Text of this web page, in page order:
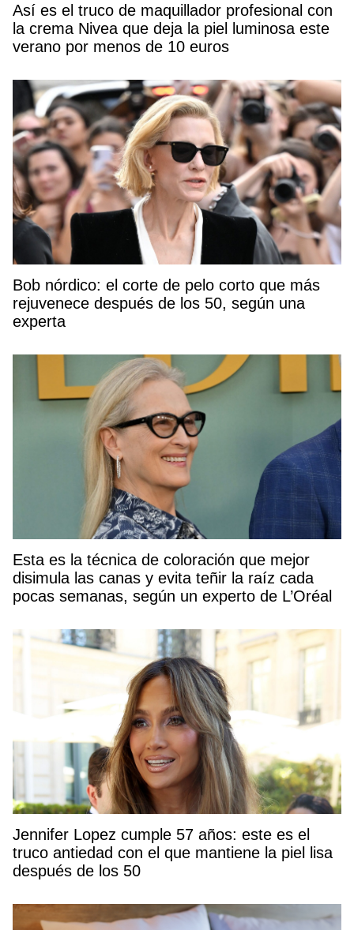
Así es el truco de maquillador profesional con
la crema Nivea que deja la piel luminosa este
verano por menos de 10 euros
Bob nórdico: el corte de pelo corto que más
rejuvenece después de los 50, según una
experta
Esta es la técnica de coloración que mejor
disimula las canas y evita teñir la raíz cada
pocas semanas, según un experto de L’Oréal
Jennifer Lopez cumple 57 años: este es el
truco antiedad con el que mantiene la piel lisa
después de los 50